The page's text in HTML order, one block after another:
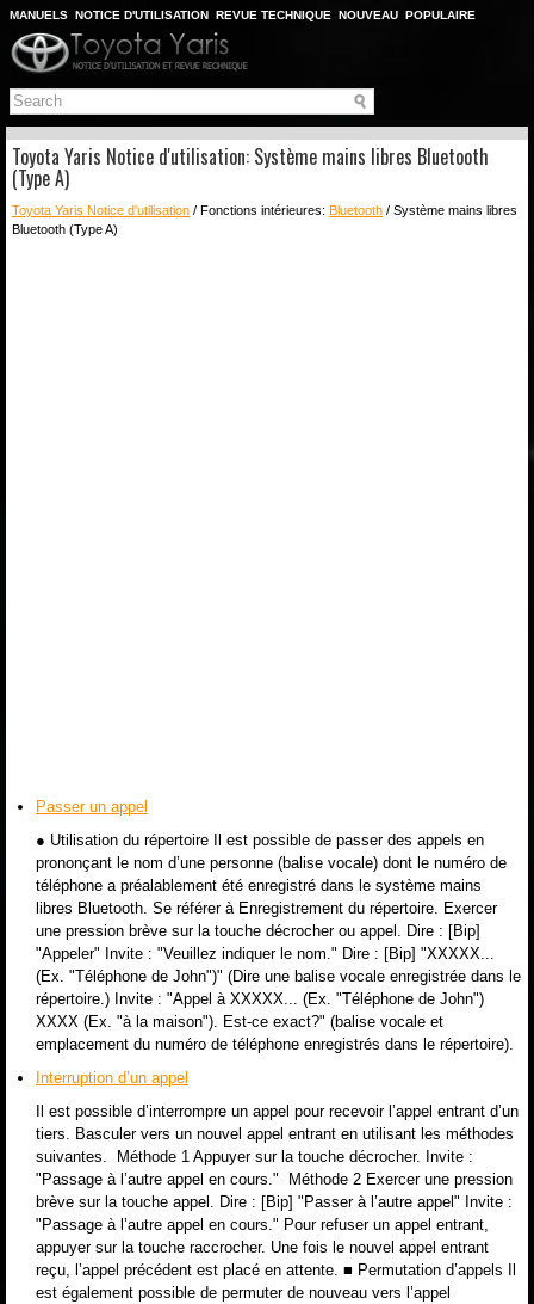
MANUELS NOTICE D'UTILISATION REVUE TECHNIQUE NOUVEAU POPULAIRE
PLAN DU SITE
CHERCHER
Toyota Yaris Notice d'utilisation: Système mains libres Bluetooth
(Type A)
Toyota Yaris Notice d'utilisation / Fonctions intérieures: Bluetooth / Système mains libres
Bluetooth (Type A)
Passer un appel
● Utilisation du répertoire Il est possible de passer des appels en
prononçant le nom d’une personne (balise vocale) dont le numéro de
téléphone a préalablement été enregistré dans le système mains
libres Bluetooth. Se référer à Enregistrement du répertoire. Exercer
une pression brève sur la touche décrocher ou appel. Dire : [Bip]
"Appeler" Invite : "Veuillez indiquer le nom." Dire : [Bip] "XXXXX...
(Ex. "Téléphone de John")" (Dire une balise vocale enregistrée dans le
répertoire.) Invite : "Appel à XXXXX... (Ex. "Téléphone de John")
XXXX (Ex. "à la maison"). Est-ce exact?" (balise vocale et
emplacement du numéro de téléphone enregistrés dans le répertoire).
Interruption d’un appel
Il est possible d’interrompre un appel pour recevoir l’appel entrant d’un
tiers. Basculer vers un nouvel appel entrant en utilisant les méthodes
suivantes. Méthode 1 Appuyer sur la touche décrocher. Invite :
"Passage à l’autre appel en cours." Méthode 2 Exercer une pression
brève sur la touche appel. Dire : [Bip] "Passer à l’autre appel" Invite :
"Passage à l’autre appel en cours." Pour refuser un appel entrant,
appuyer sur la touche raccrocher. Une fois le nouvel appel entrant
reçu, l’appel précédent est placé en attente. ■ Permutation d’appels Il
est également possible de permuter de nouveau vers l’appel